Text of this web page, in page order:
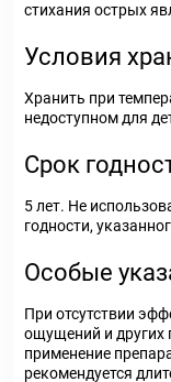
стихания острых
Условия
Хранить при
недоступном для
Срок
5 лет. Не
годности,
Особые
При отсутствии
ощущений и других
применение
рекомендуется